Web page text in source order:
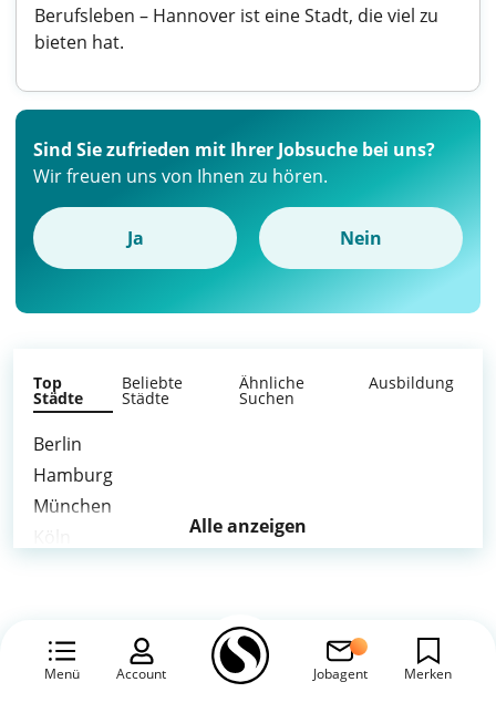
Berufsleben – Hannover ist eine Stadt, die viel zu
bieten hat.
Menü Account Jobagent Merken
Sind Sie zufrieden mit Ihrer Jobsuche bei uns?
Wir freuen uns von Ihnen zu hören.
Ja Nein
Top
Städte
Beliebte
Städte
Ähnliche
Suchen
Ausbildung
Berlin
Hamburg
München
Leipzig
Alle anzeigen